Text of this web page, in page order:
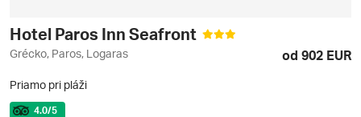
Hotel Paros Inn Seafront
Grécko, Paros, Logaras od 902 EUR
Priamo pri pláži
4.0/5